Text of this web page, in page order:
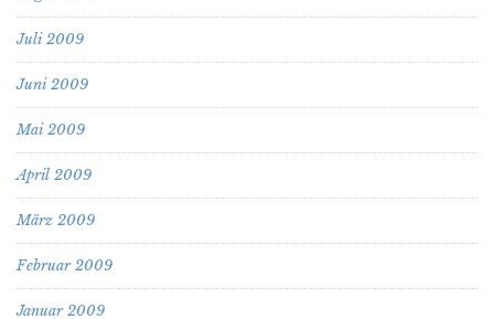
Juli 2009
Juni 2009
Mai 2009
April 2009
März 2009
Februar 2009
Januar 2009